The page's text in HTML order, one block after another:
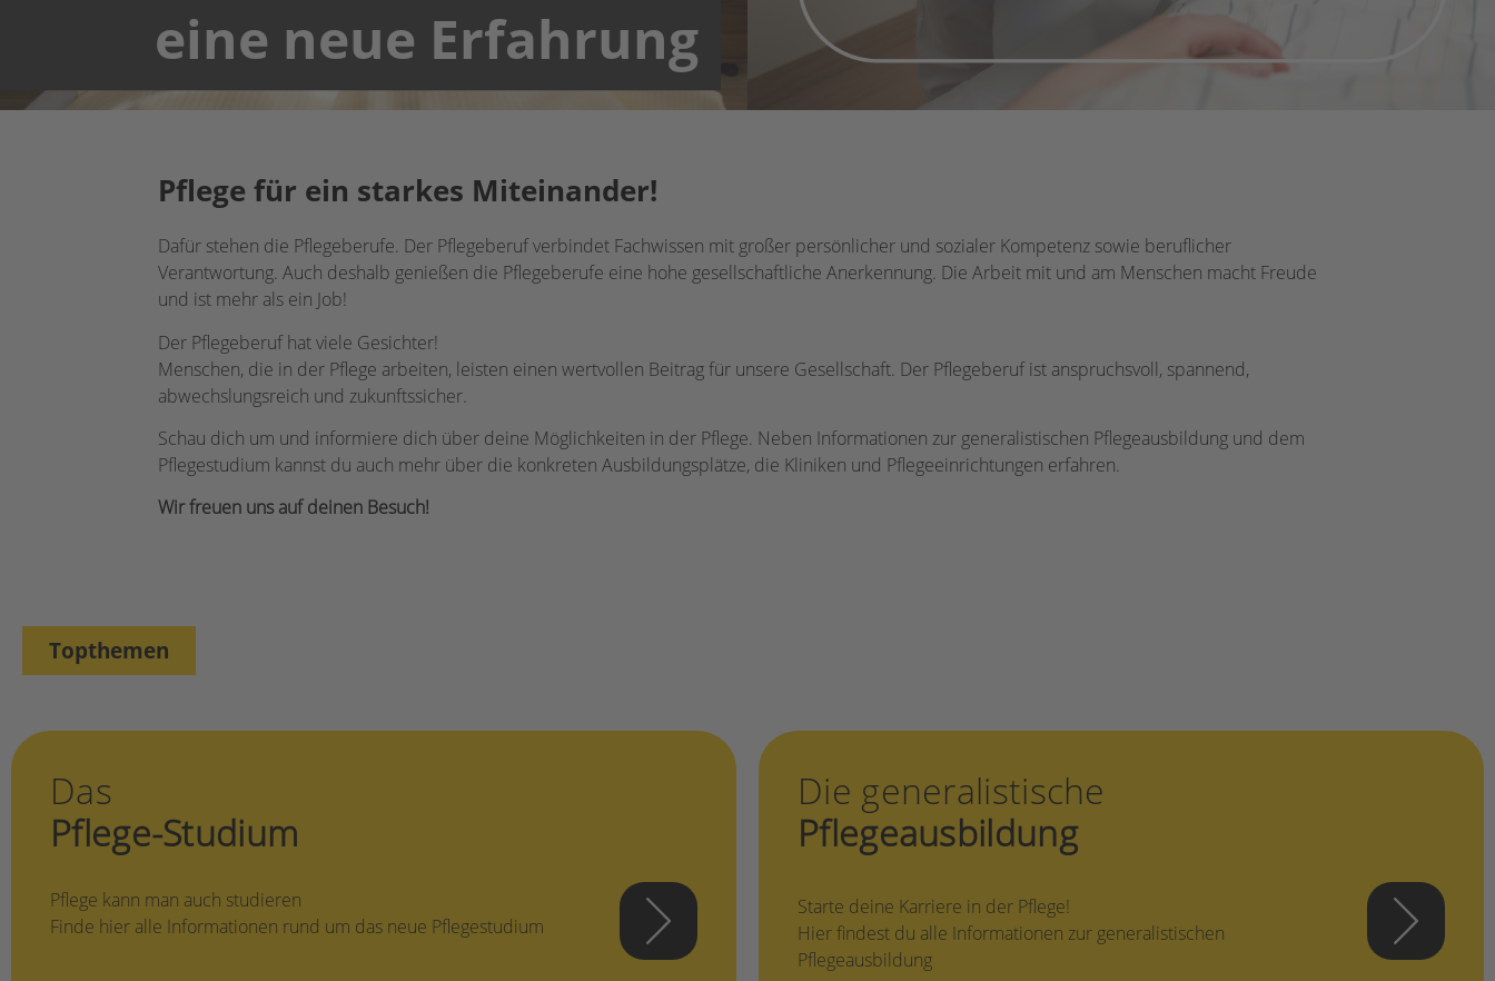
eine neue Erfahrung
Pflege für ein starkes Miteinander!
Dafür stehen die Pflegeberufe. Der Pflegeberuf verbindet Fachwissen mit großer persönlicher und sozialer Kompetenz sowie beruflicher
Verantwortung. Auch deshalb genießen die Pflegeberufe eine hohe gesellschaftliche Anerkennung. Die Arbeit mit und am Menschen macht Freude
und ist mehr als ein Job!
Der Pflegeberuf hat viele Gesichter!
Menschen, die in der Pflege arbeiten, leisten einen wertvollen Beitrag für unsere Gesellschaft. Der Pflegeberuf ist anspruchsvoll, spannend,
abwechslungsreich und zukunftssicher.
Schau dich um und informiere dich über deine Möglichkeiten in der Pflege. Neben Informationen zur generalistischen Pflegeausbildung und dem
Pflegestudium kannst du auch mehr über die konkreten Ausbildungsplätze, die Kliniken und Pflegeeinrichtungen erfahren.
Wir freuen uns auf deinen Besuch!
Topthemen
Das
Pflege-Studium
Pflege kann man auch studieren
Finde hier alle Informationen rund um das neue Pflegestudium
Die generalistische
Pflegeausbildung
Starte deine Karriere in der Pflege!
Hier findest du alle Informationen zur generalistischen
Pflegeausbildung